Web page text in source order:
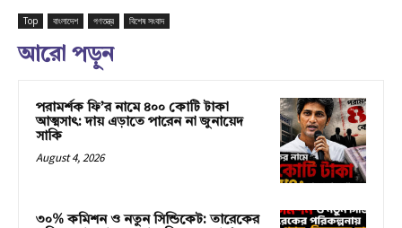
Top বাংলাদেশ গণতন্ত্র বিশেষ সংবাদ
আরো পড়ুন
পরামর্শক ফি’র নামে ৪০০ কোটি টাকা
আত্মসাৎ: দায় এড়াতে পারেন না জুনায়েদ
সাকি
August 4, 2026
৩০% কমিশন ও নতুন সিন্ডিকেট: তারেকের